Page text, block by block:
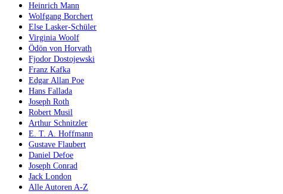
Heinrich Mann
Wolfgang Borchert
Else Lasker-Schüler
Virginia Woolf
Ödön von Horvath
Fjodor Dostojewski
Franz Kafka
Edgar Allan Poe
Hans Fallada
Joseph Roth
Robert Musil
Arthur Schnitzler
E. T. A. Hoffmann
Gustave Flaubert
Daniel Defoe
Joseph Conrad
Jack London
Alle Autoren A-Z